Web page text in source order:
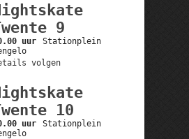
9
uur
Stationplein
volgen
10
uur
Stationplein